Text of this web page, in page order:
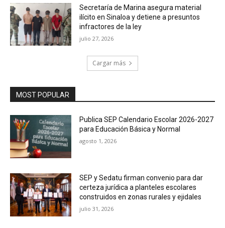
Secretaría de Marina asegura material
ilícito en Sinaloa y detiene a presuntos
infractores de la ley
julio 27, 2026
Cargar más
MOST POPULAR
Publica SEP Calendario Escolar 2026-2027
para Educación Básica y Normal
agosto 1, 2026
SEP y Sedatu firman convenio para dar
certeza jurídica a planteles escolares
construidos en zonas rurales y ejidales
julio 31, 2026